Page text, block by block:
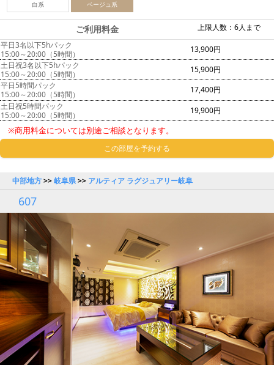
白系 ベージュ系
上限人数：6人まで
ご利用料金
平日3名以下5hパック
15:00～20:00（5時間）
13,900円
土日祝3名以下5hパック
15:00～20:00（5時間）
15,900円
平日5時間パック
15:00～20:00（5時間）
17,400円
土日祝5時間パック
15:00～20:00（5時間）
19,900円
※商用料金については別途ご相談となります。
この部屋を予約する
中部地方>>岐阜県>> アルティア ラグジュアリー岐阜
607